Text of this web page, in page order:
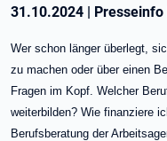
31.10.2024 | Presseinfo
Wer schon länger überlegt,
zu machen oder über einen
Fragen im Kopf. Welcher
weiterbilden? Wie finanziere
Berufsberatung der